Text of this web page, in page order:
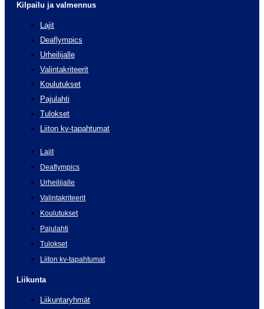
Kilpailu ja valmennus
Lajit
Deaflympics
Urheilijalle
Valintakriteerit
Koulutukset
Pajulahti
Tulokset
Liiton kv-tapahtumat
Lajit
Deaflympics
Urheilijalle
Valintakriteerit
Koulutukset
Pajulahti
Tulokset
Liiton kv-tapahtumat
Liikunta
Liikuntaryhmät